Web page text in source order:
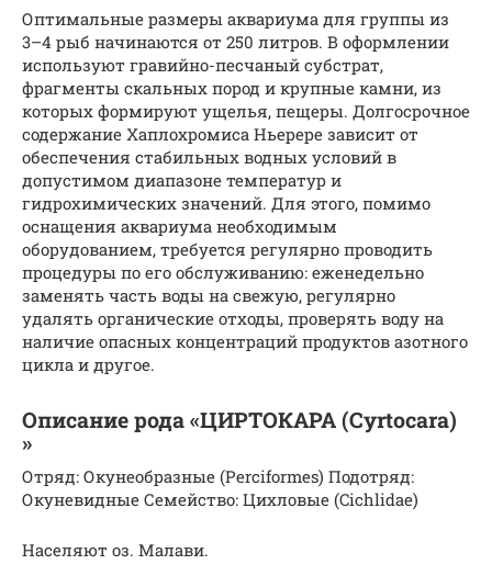
Оптимальные размеры аквариума для группы из
3–4 рыб начинаются от 250 литров. В оформлении
используют гравийно-песчаный субстрат,
фрагменты скальных пород и крупные камни, из
которых формируют ущелья, пещеры. Долгосрочное
содержание Хаплохромиса Ньерере зависит от
обеспечения стабильных водных условий в
допустимом диапазоне температур и
гидрохимических значений. Для этого, помимо
оснащения аквариума необходимым
оборудованием, требуется регулярно проводить
процедуры по его обслуживанию: еженедельно
заменять часть воды на свежую, регулярно
удалять органические отходы, проверять воду на
наличие опасных концентраций продуктов азотного
цикла и другое.
Описание рода «ЦИРТОКАРА (Cyrtocara)
»
Отряд: Окунеобразные (Perciformes) Подотряд:
Окуневидные Семейство: Цихловые (Cichlidae)
Населяют оз. Малави.